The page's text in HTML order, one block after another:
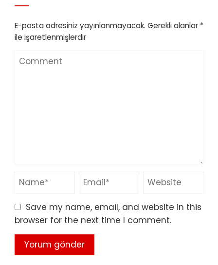
E-posta adresiniz yayınlanmayacak. Gerekli alanlar *
ile işaretlenmişlerdir
Save my name, email, and website in this
browser for the next time I comment.